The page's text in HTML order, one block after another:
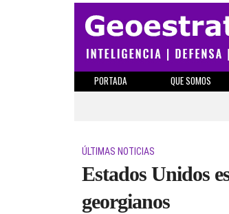
PORTADA QUE SOMOS
ÚLTIMAS NOTICIAS
Estados Unidos
georgianos